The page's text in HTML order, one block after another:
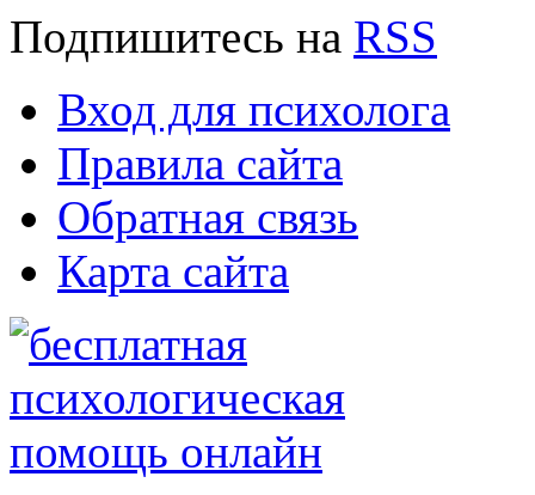
Подпишитесь на RSS
Вход для психолога
Правила сайта
Обратная связь
Карта сайта